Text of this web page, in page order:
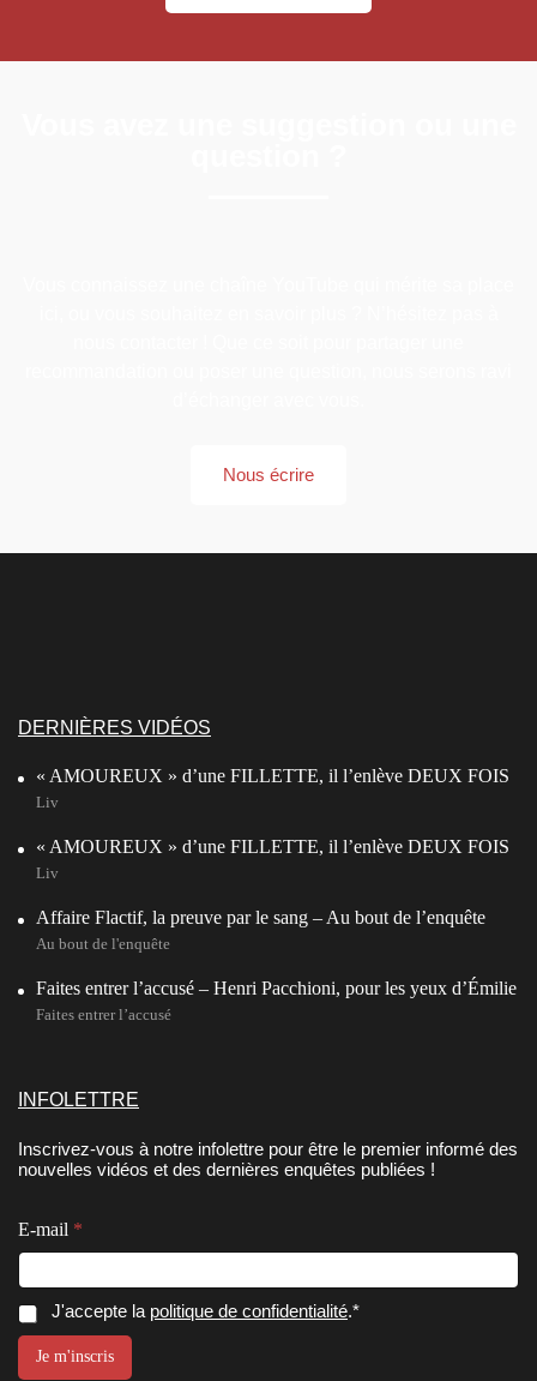
Nous écrire
DERNIÈRES VIDÉOS
« AMOUREUX » d’une FILLETTE, il l’enlève DEUX FOIS
Liv
« AMOUREUX » d’une FILLETTE, il l’enlève DEUX FOIS
Liv
Affaire Flactif, la preuve par le sang – Au bout de l’enquête
Au bout de l'enquête
Faites entrer l’accusé – Henri Pacchioni, pour les yeux d’Émilie
Faites entrer l’accusé
INFOLETTRE
Inscrivez-vous à notre infolettre pour être le premier informé des
nouvelles vidéos et des dernières enquêtes publiées !
E
-
a
i
l
C
E-mail *
C
o
J'accepte la politique de confidentialité.*
Je m'inscris